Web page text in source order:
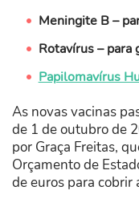
Meningite B –
Rotavírus – para
Papilomavírus
As novas vacinas
de 1 de outubro de
por Graça Freitas,
Orçamento de
de euros para cobrir